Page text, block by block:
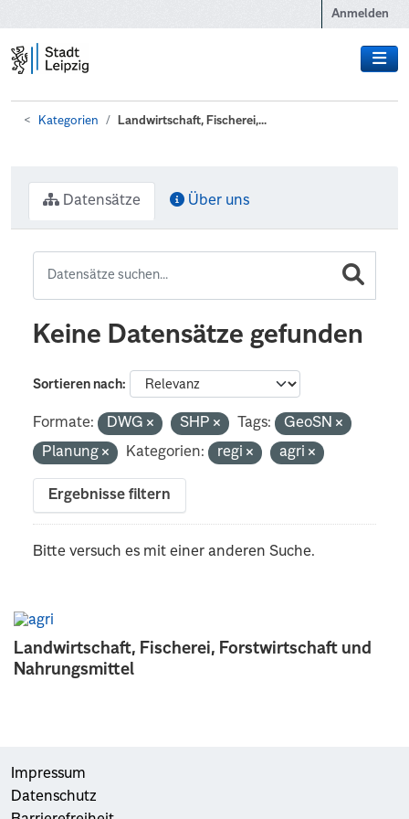
Anmelden
Kategorien Landwirtschaft, Fischerei,...
Landwirtschaft, Fischerei, Forstwirtschaft und
Nahrungsmittel
Datensätze Über uns
Keine Datensätze gefunden
Sortieren nach
Formate: DWG SHP Tags:
GeoSN
Planung
Kategorien: regi agri
Ergebnisse filtern
Bitte versuch es mit einer anderen Suche.
Impressum
Datenschutz